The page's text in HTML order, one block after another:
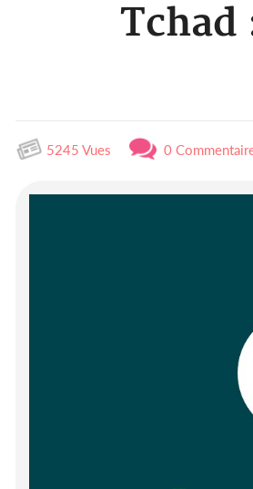
Tchad
5245 Vues 0